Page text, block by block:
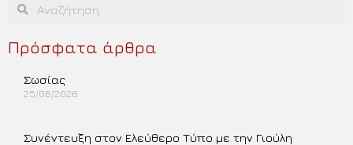
Πρόσφατα άρθρα
Σωσίας
25/06/2026
Συνέντευξη στον Ελεύθερο Τύπο με την Γιούλη